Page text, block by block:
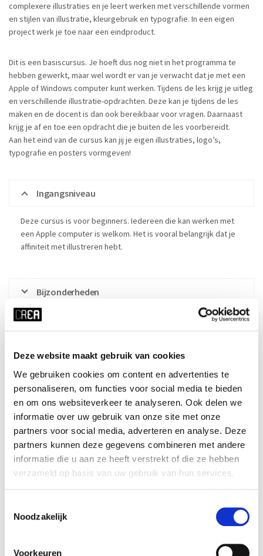
Deze website maakt gebruik van cookies
We gebruiken cookies om content en advertenties te
personaliseren, om functies voor social media te bieden
en om ons websiteverkeer te analyseren. Ook delen we
informatie over uw gebruik van onze site met onze
partners voor social media, adverteren en analyse. Deze
partners kunnen deze gegevens combineren met andere
informatie die u aan ze heeft verstrekt of die ze hebben
verzameld op basis van uw gebruik van hun services.
Noodzakelijk
Voorkeuren
complexere illustraties en je leert werken met verschillende vormen
en stijlen van illustratie, kleurgebruik en typografie. In een eigen
project werk je toe naar een eindproduct.
Dit is een basiscursus. Je hoeft dus nog niet in het programma te
hebben gewerkt, maar wel wordt er van je verwacht dat je met een
Apple of Windows computer kunt werken. Tijdens de les krijg je uitleg
en verschillende illustratie-opdrachten. Deze kan je tijdens de les
maken en de docent is dan ook bereikbaar voor vragen. Daarnaast
krijg je af en toe een opdracht die je buiten de les voorbereidt.
Aan het eind van de cursus kan jij je eigen illustraties, logo’s,
typografie en posters vormgeven!
Ingangsniveau
Deze cursus is voor beginners. Iedereen die kan werken met
een Apple computer is welkom. Het is vooral belangrijk dat je
affiniteit met illustreren hebt.
Bijzonderheden
Cursusrooster
x ALLE FILTERS HERSTELLEN
tijd
startdatum
04-11-2026
duur periode
5 weken blok 1 - herfst
prijsⓘ cursusnummer
€110
oud-alumnus UvA: